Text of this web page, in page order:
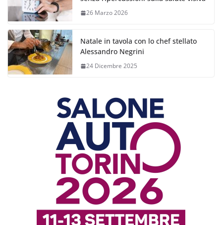
26 Marzo 2026
Natale in tavola con lo chef stellato
Alessandro Negrini
24 Dicembre 2025